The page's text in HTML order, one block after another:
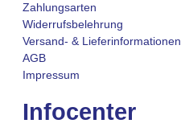
Zahlungsarten
Widerrufsbelehrung
Versand- & Lieferinformationen
AGB
Impressum
Infocenter